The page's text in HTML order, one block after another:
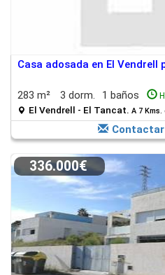
Casa adosada en El Vendrell
283 m² 3 dorm. 1 baños
El Vendrell - El Tancat. A 7 Kms.
Contactar
336.000€